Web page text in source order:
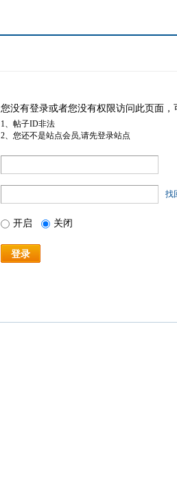
您没有登录或者您没有权限访问此页面
1、帖子ID非法
2、您还不是站点会员,请先登录站点
找
开启 关闭
登录